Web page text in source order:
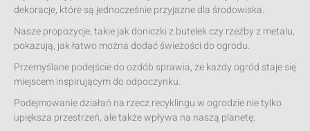
dekoracje, które są jednocześnie przyjazne dla środowiska.
Nasze propozycje, takie jak doniczki z butelek czy rzeźby z metalu,
pokazują, jak łatwo można dodać świeżości do ogrodu.
Przemyślane podejście do ozdób sprawia, że każdy ogród staje się
miejscem inspirującym do odpoczynku.
Podejmowanie działań na rzecz recyklingu w ogrodzie nie tylko
upiększa przestrzeń, ale także wpływa na naszą planetę.